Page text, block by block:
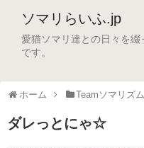
ソマリらいふ.jp
愛猫ソマリ達との日々を
です。
ホーム Teamソマリズム
ダレっとにゃ☆